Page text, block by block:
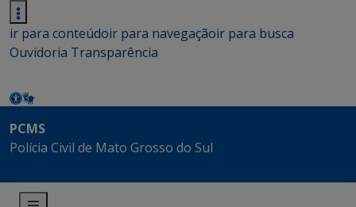
ir para conteúdoir para navegaçãoir para busca
Ouvidoria Transparência
PCMS
Polícia Civil de Mato Grosso do Sul